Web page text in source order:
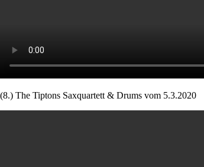
(8.) The Tiptons Saxquartett & Drums vom 5.3.2020